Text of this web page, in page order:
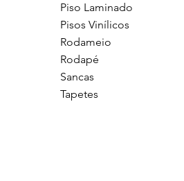
Piso Laminado
Pisos Vinílicos
Rodameio
Rodapé
Sancas
Tapetes